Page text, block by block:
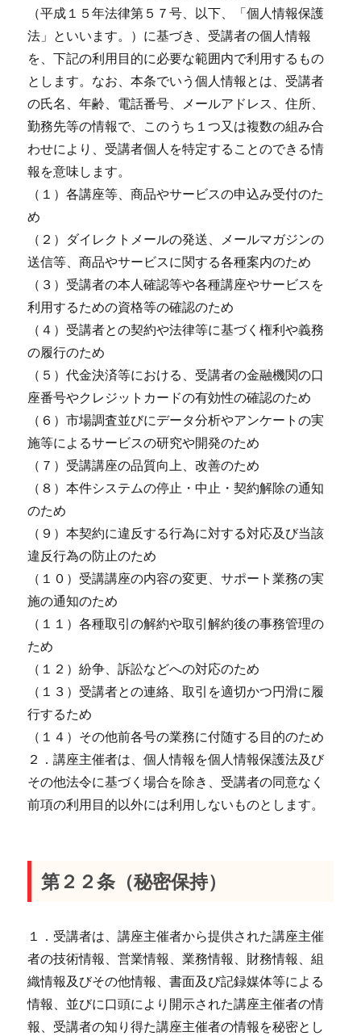
（平成１５年法律第５７号、以下、「個人情報保護
法」といいます。）に基づき、受講者の個人情報
を、下記の利用目的に必要な範囲内で利用するもの
とします。なお、本条でいう個人情報とは、受講者
の氏名、年齢、電話番号、メールアドレス、住所、
勤務先等の情報で、このうち１つ又は複数の組み合
わせにより、受講者個人を特定することのできる情
報を意味します。
（１）各講座等、商品やサービスの申込み受付のた
め
（２）ダイレクトメールの発送、メールマガジンの
送信等、商品やサービスに関する各種案内のため
（３）受講者の本人確認等や各種講座やサービスを
利用するための資格等の確認のため
（４）受講者との契約や法律等に基づく権利や義務
の履行のため
（５）代金決済等における、受講者の金融機関の口
座番号やクレジットカードの有効性の確認のため
（６）市場調査並びにデータ分析やアンケートの実
施等によるサービスの研究や開発のため
（７）受講講座の品質向上、改善のため
（８）本件システムの停止・中止・契約解除の通知
のため
（９）本契約に違反する行為に対する対応及び当該
違反行為の防止のため
（１０）受講講座の内容の変更、サポート業務の実
施の通知のため
（１１）各種取引の解約や取引解約後の事務管理の
ため
（１２）紛争、訴訟などへの対応のため
（１３）受講者との連絡、取引を適切かつ円滑に履
行するため
（１４）その他前各号の業務に付随する目的のため
２．講座主催者は、個人情報を個人情報保護法及び
その他法令に基づく場合を除き、受講者の同意なく
前項の利用目的以外には利用しないものとします。
第２２条（秘密保持）
１．受講者は、講座主催者から提供された講座主催
者の技術情報、営業情報、業務情報、財務情報、組
織情報及びその他情報、書面及び記録媒体等による
情報、並びに口頭により開示された講座主催者の情
報、受講者の知り得た講座主催者の情報を秘密とし